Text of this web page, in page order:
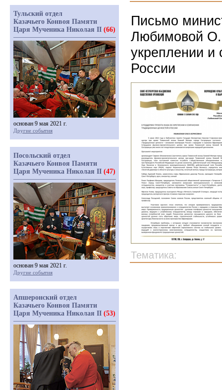
Письмо
Любимовой
укреплении и
России
Тематика:
Тульский отдел
Казачьего Конвоя Памяти
Царя Мученика Николая II (66)
основан 9 мая 2021 г.
Другие события
Посольский отдел
Казачьего Конвоя Памяти
Царя Мученика Николая II (47)
основан 9 мая 2021 г.
Другие события
Апшеронский отдел
Казачьего Конвоя Памяти
Царя Мученика Николая II (53)